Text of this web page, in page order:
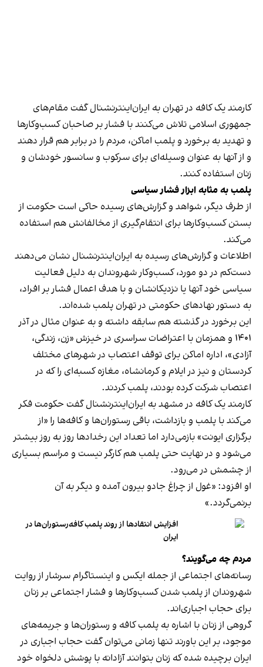
کارمند یک کافه در تهران به ایران‌اینترنشنال گفت مقام‌های
جمهوری اسلامی تلاش می‌کنند با فشار بر صاحبان کسب‌وکارها
و تهدید به برخورد و پلمب اماکن، مردم را در برابر هم قرار دهند
و از آنها به عنوان وسیله‌ای برای سرکوب و سانسور خودشان و
زنان استفاده کنند.
پلمب به مثابه ابزار فشار سیاسی
از طرف دیگر، شواهد و گزارش‌های رسیده حاکی است حکومت از
بستن کسب‌وکارها برای انتقام‌گیری از مخالفانش هم استفاده
می‌کند.
اطلاعات و گزارش‌های رسیده به ایران‌اینترنشنال نشان می‌دهند
دست‌کم در دو مورد، کسب‌وکار شهروندان به دلیل فعالیت
سیاسی خود آنها یا نزدیکانشان و با هدف اعمال فشار بر افراد،
به دستور نهادهای حکومتی در تهران پلمب شده‌اند.
این برخورد در گذشته هم سابقه داشته و به عنوان مثال در آذر
۱۴۰۱ و همزمان با اعتراضات سراسری در خیزش «زن، زندگی،
آزادی»، اداره اماکن برای توقف اعتصاب در شهرهای مختلف
کردستان و نیز در ایلام و کرمانشاه، مغازه کسبه‌ای را که در
اعتصاب شرکت کرده بودند، پلمب کردند.
کارمند یک کافه در مشهد به ایران‌اینترنشنال گفت حکومت فکر
می‌کند با پلمب و بازداشت، باقی رستوران‌ها و کافه‌ها را «از
برگزاری ایونت» بازمی‌دارد اما تعداد این رخدادها روز به روز بیشتر
می‌شود و در نهایت حتی پلمب هم کارگر نیست و مراسم بسیاری
از چشمش در می‌رود.
او افزود: «غول از چراغ جادو بیرون آمده و دیگر به آن
برنمی‎‌گردد.»
افزایش انتقادها از روند پلمب کافه‌رستوران‌ها در
ایران
مردم چه می‌گویند؟
رسانه‎‌های اجتماعی از جمله ایکس و اینستاگرام سرشار از روایت
شهروندان از پلمب شدن کسب‌وکارها و فشار اجتماعی بر زنان
برای حجاب اجباری‌اند.
گروهی از زنان با اشاره به پلمب کافه و رستوران‌ها و جریمه‌های
موجود، بر این باورند تنها زمانی می‌توان گفت حجاب اجباری در
ایران برچیده شده که زنان بتوانند آزادانه با پوشش دلخواه خود